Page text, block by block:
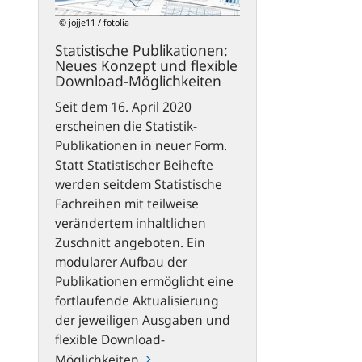
© jojje11 / fotolia
Statistische Publikationen:
Neues Konzept und flexible
Download-Möglichkeiten
Seit dem 16. April 2020
erscheinen die Statistik-
Publikationen in neuer Form.
Statt Statistischer Beihefte
werden seitdem Statistische
Fachreihen mit teilweise
verändertem inhaltlichen
Zuschnitt angeboten. Ein
modularer Aufbau der
Publikationen ermöglicht eine
fortlaufende Aktualisierung
der jeweiligen Ausgaben und
flexible Download-
flexible
Möglichkeiten